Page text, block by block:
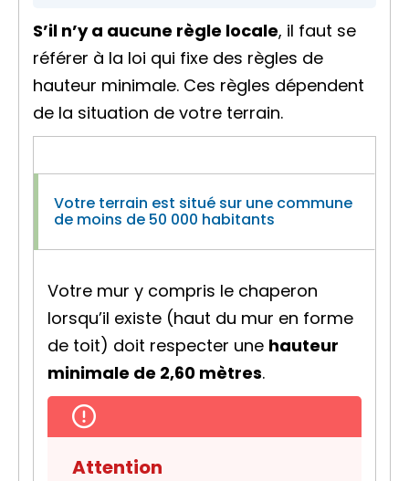
S’il n’y a aucune règle locale, il faut se
référer à la loi qui fixe des règles de
hauteur minimale. Ces règles dépendent
de la situation de votre terrain.
Votre terrain est situé sur une commune
de moins de 50 000 habitants
Votre mur y compris le chaperon
lorsqu’il existe (haut du mur en forme
de toit) doit respecter une hauteur
minimale de 2,60 mètres.
Attention